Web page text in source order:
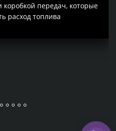
коробкой передач, которые
расход топлива